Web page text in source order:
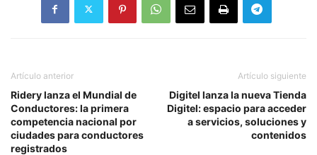
Artículo anterior
Ridery lanza el Mundial de
Conductores: la primera
competencia nacional por
ciudades para conductores
registrados
Artículo siguiente
Digitel lanza la nueva Tienda
Digitel: espacio para acceder
a servicios, soluciones y
contenidos